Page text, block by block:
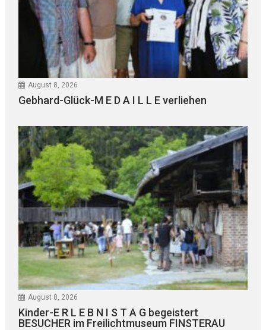
August 8, 2026
Gebhard-Glück-M E D A I L L E verliehen
August 8, 2026
Kinder-E R L E B N I S T A G begeistert
BESUCHER im Freilichtmuseum FINSTERAU